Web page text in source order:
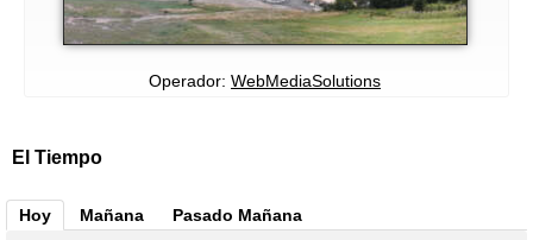
Operador: WebMediaSolutions
El Tiempo
Hoy Mañana Pasado Mañana